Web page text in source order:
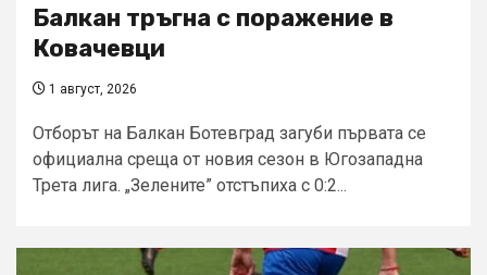
Балкан тръгна с поражение в
Ковачевци
1 август, 2026
Отборът на Балкан Ботевград загуби първата се
официална среща от новия сезон в Югозападна
Трета лига. „Зелените” отстъпиха с 0:2...